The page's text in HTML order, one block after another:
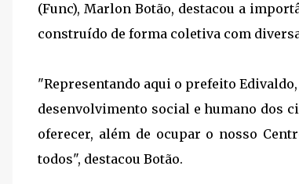
(Func), Marlon Botão, destacou a
construído de forma coletiva com
"Representando aqui o prefeito
desenvolvimento social e humano dos
oferecer, além de ocupar o nosso
todos", destacou Botão.